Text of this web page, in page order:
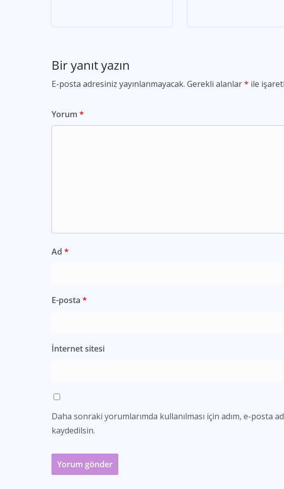
Bir yanıt yazın
E-posta adresiniz yayınlanmayacak. Gerekli alanlar* ile
Yorum *
Ad *
E-posta *
İnternet sitesi
Daha sonraki yorumlarımda kullanılması için adım, e-posta
kaydedilsin.